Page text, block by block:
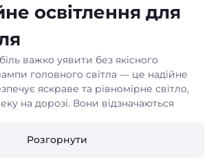
освітлення для
важко уявити без якісного
головного світла — це надійне
яскраве та рівномірне світло,
на дорозі. Вони відзначаються
галогенним лампам.
Розгорнути